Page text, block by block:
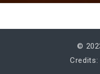
©
Credits: